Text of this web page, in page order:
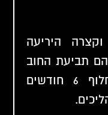
היריעה
תביעת החוב
מוגשת "באיחור", קרי בחלוף 6 חודשים